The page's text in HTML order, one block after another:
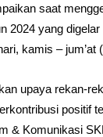
saat
2024 yang
kamis – jum’at
upaya rekan-
positif
& Komunikasi